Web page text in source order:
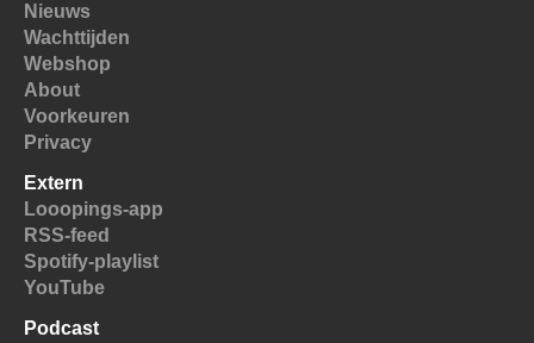
Nieuws
Wachttijden
Webshop
About
Voorkeuren
Privacy
Extern
Looopings-app
RSS-feed
Spotify-playlist
YouTube
Podcast